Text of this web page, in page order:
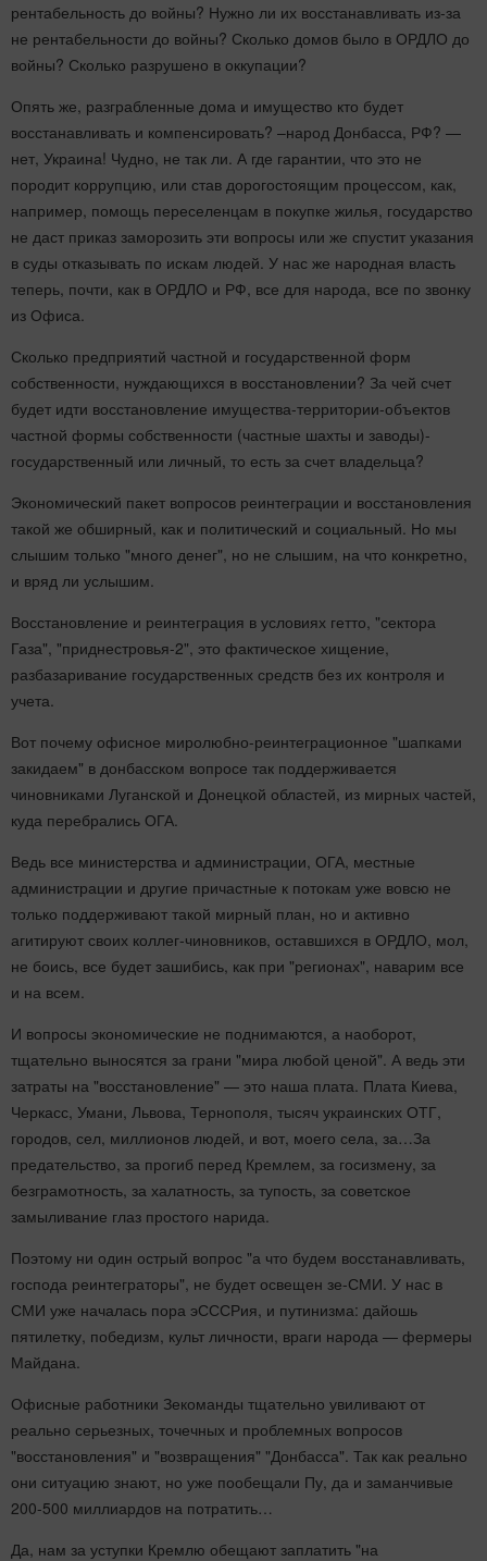
рентабельность до войны? Нужно ли их восстанавливать из-за
не рентабельности до войны? Сколько домов было в ОРДЛО до
войны? Сколько разрушено в оккупации?
Опять же, разграбленные дома и имущество кто будет
восстанавливать и компенсировать? –народ Донбасса, РФ? —
нет, Украина! Чудно, не так ли. А где гарантии, что это не
породит коррупцию, или став дорогостоящим процессом, как,
например, помощь переселенцам в покупке жилья, государство
не даст приказ заморозить эти вопросы или же спустит указания
в суды отказывать по искам людей. У нас же народная власть
теперь, почти, как в ОРДЛО и РФ, все для народа, все по звонку
из Офиса.
Сколько предприятий частной и государственной форм
собственности, нуждающихся в восстановлении? За чей счет
будет идти восстановление имущества-территории-объектов
частной формы собственности (частные шахты и заводы)-
государственный или личный, то есть за счет владельца?
Экономический пакет вопросов реинтеграции и восстановления
такой же обширный, как и политический и социальный. Но мы
слышим только "много денег", но не слышим, на что конкретно,
и вряд ли услышим.
Восстановление и реинтеграция в условиях гетто, "сектора
Газа", "приднестровья-2", это фактическое хищение,
разбазаривание государственных средств без их контроля и
учета.
Вот почему офисное миролюбно-реинтеграционное "шапками
закидаем" в донбасском вопросе так поддерживается
чиновниками Луганской и Донецкой областей, из мирных частей,
куда перебрались ОГА.
Ведь все министерства и администрации, ОГА, местные
администрации и другие причастные к потокам уже вовсю не
только поддерживают такой мирный план, но и активно
агитируют своих коллег-чиновников, оставшихся в ОРДЛО, мол,
не боись, все будет зашибись, как при "регионах", наварим все
и на всем.
И вопросы экономические не поднимаются, а наоборот,
тщательно выносятся за грани "мира любой ценой". А ведь эти
затраты на "восстановление" — это наша плата. Плата Киева,
Черкасс, Умани, Львова, Тернополя, тысяч украинских ОТГ,
городов, сел, миллионов людей, и вот, моего села, за…За
предательство, за прогиб перед Кремлем, за госизмену, за
безграмотность, за халатность, за тупость, за советское
замыливание глаз простого нарида.
Поэтому ни один острый вопрос "а что будем восстанавливать,
господа реинтеграторы", не будет освещен зе-СМИ. У нас в
СМИ уже началась пора эСССРия, и путинизма: дайошь
пятилетку, победизм, культ личности, враги народа — фермеры
Майдана.
Офисные работники Зекоманды тщательно увиливают от
реально серьезных, точечных и проблемных вопросов
"восстановления" и "возвращения" "Донбасса". Так как реально
они ситуацию знают, но уже пообещали Пу, да и заманчивые
200-500 миллиардов на потратить…
Да, нам за уступки Кремлю обещают заплатить "на